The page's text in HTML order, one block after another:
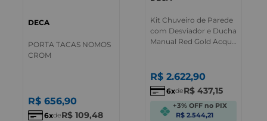
DECA
PORTA TACAS NOMOS
CROM
R$ 656,90
6 deR$ 109,48
Kit Chuveiro de Parede
com Desviador e Ducha
Manual Red Gold Acqua
R$ 2.622,90
6 deR$ 437,15
+3% OFF no PIX
R$ 2.544,21